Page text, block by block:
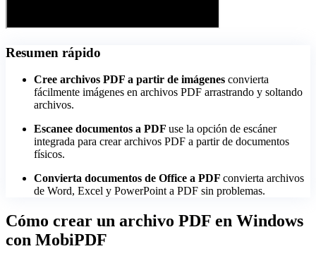
Resumen rápido
Cree archivos PDF a partir de imágenes convierta
fácilmente imágenes en archivos PDF arrastrando y soltando
archivos.
Escanee documentos a PDF use la opción de escáner
integrada para crear archivos PDF a partir de documentos
físicos.
Convierta documentos de Office a PDF convierta archivos
de Word, Excel y PowerPoint a PDF sin problemas.
Cómo crear un archivo PDF en Windows
con MobiPDF